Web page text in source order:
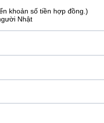
khoản số tiền hợp đồng.)
Nhật